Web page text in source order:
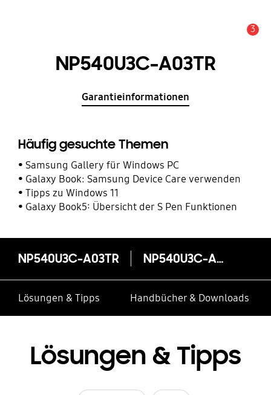
3
NP540U3C-A03TR
Garantieinformationen
Häufig gesuchte Themen
Samsung Gallery für Windows PC
Galaxy Book: Samsung Device Care verwenden
Tipps zu Windows 11
Galaxy Book5: Übersicht der S Pen Funktionen
NP540U3C-A03TR NP540U3C-A03TR
Lösungen & Tipps Handbücher & Downloads
Lösungen & Tipps